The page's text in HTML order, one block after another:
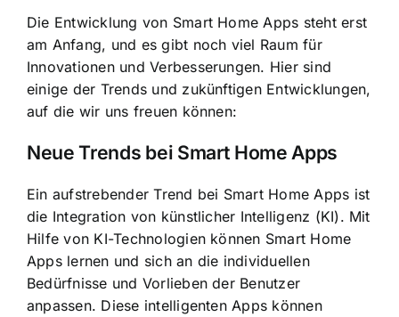
Die Entwicklung von Smart Home Apps steht erst
am Anfang, und es gibt noch viel Raum für
Innovationen und Verbesserungen. Hier sind
einige der Trends und zukünftigen Entwicklungen,
auf die wir uns freuen können:
Neue Trends bei Smart Home Apps
Ein aufstrebender Trend bei Smart Home Apps ist
die Integration von künstlicher Intelligenz (KI). Mit
Hilfe von KI-Technologien können Smart Home
Apps lernen und sich an die individuellen
Bedürfnisse und Vorlieben der Benutzer
anpassen. Diese intelligenten Apps können